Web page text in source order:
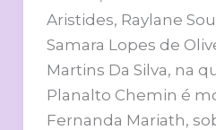
Aristides, Raylane
Samara Lopes de
Martins Da Silva, na
Planalto Chemin é
Fernanda Mariath,